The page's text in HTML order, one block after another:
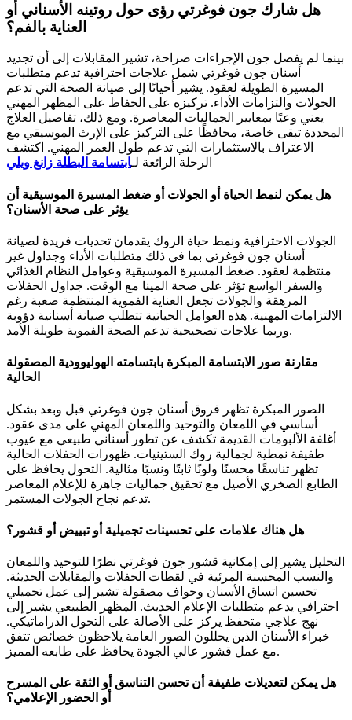
هل شارك جون فوغرتي رؤى حول روتينه الأسناني أو
العناية بالفم؟
بينما لم يفصل جون الإجراءات صراحة، تشير المقابلات إلى أن تجديد
أسنان جون فوغرتي شمل علاجات احترافية تدعم متطلبات
المسيرة الطويلة لعقود. يشير أحيانًا إلى صيانة الصحة التي تدعم
الجولات والتزامات الأداء. تركيزه على الحفاظ على المظهر المهني
يعني وعيًا بمعايير الجماليات المعاصرة. ومع ذلك، تفاصيل العلاج
المحددة تبقى خاصة، محافظًا على التركيز على الإرث الموسيقي مع
الاعتراف بالاستثمارات التي تدعم طول العمر المهني. اكتشف
الرحلة الرائعة لـابتسامة البطلة زانغ ويلي
هل يمكن لنمط الحياة أو الجولات أو ضغط المسيرة الموسيقية أن
يؤثر على صحة الأسنان؟
الجولات الاحترافية ونمط حياة الروك يقدمان تحديات فريدة لصيانة
أسنان جون فوغرتي بما في ذلك متطلبات الأداء وجداول غير
منتظمة لعقود. ضغط المسيرة الموسيقية وعوامل النظام الغذائي
والسفر الواسع تؤثر على صحة المينا مع الوقت. جداول الحفلات
المرهقة والجولات تجعل العناية الفموية المنتظمة صعبة رغم
الالتزامات المهنية. هذه العوامل الحياتية تتطلب صيانة أسنانية دؤوبة
وربما علاجات تصحيحية تدعم الصحة الفموية طويلة الأمد.
مقارنة صور الابتسامة المبكرة بابتسامته الهوليوودية المصقولة
الحالية
الصور المبكرة تظهر فروق أسنان جون فوغرتي قبل وبعد بشكل
أساسي في اللمعان والتوحيد واللمعان المهني على مدى عقود.
أغلفة الألبومات القديمة تكشف عن تطور أسناني طبيعي مع عيوب
طفيفة نمطية لجمالية روك الستينيات. ظهورات الحفلات الحالية
تظهر تناسقًا محسنًا ولونًا ثابتًا ونسبًا مثالية. التحول يحافظ على
الطابع الصخري الأصيل مع تحقيق جماليات جاهزة للإعلام المعاصر
تدعم نجاح الجولات المستمر.
هل هناك علامات على تحسينات تجميلية أو تبييض أو قشور؟
التحليل يشير إلى إمكانية قشور جون فوغرتي نظرًا للتوحيد واللمعان
والنسب المحسنة المرئية في لقطات الحفلات والمقابلات الحديثة.
تحسين اتساق الأسنان وحواف مصقولة تشير إلى عمل تجميلي
احترافي يدعم متطلبات الإعلام الحديث. المظهر الطبيعي يشير إلى
نهج علاجي متحفظ يركز على الأصالة على التحول الدراماتيكي.
خبراء الأسنان الذين يحللون الصور العامة يلاحظون خصائص تتفق
مع عمل قشور عالي الجودة يحافظ على طابعه المميز.
هل يمكن لتعديلات طفيفة أن تحسن التناسق أو الثقة على المسرح
أو الحضور الإعلامي؟